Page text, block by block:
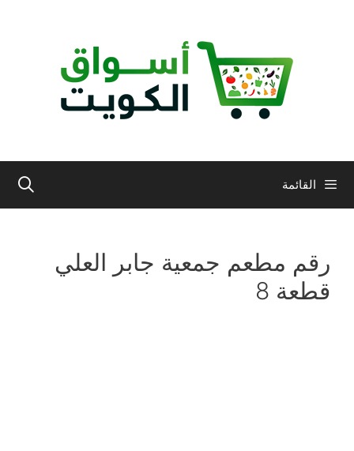
القائمة
رقم مطعم جمعية جابر العلي
قطعة 8